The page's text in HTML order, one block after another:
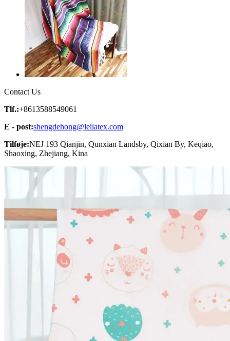
Contact Us
Tlf.:+8613588549061
E - post:shengdehong@leilatex.com
Tilføje:NEJ 193 Qianjin, Qunxian Landsby, Qixian By, Keqiao,
Shaoxing, Zhejiang, Kina